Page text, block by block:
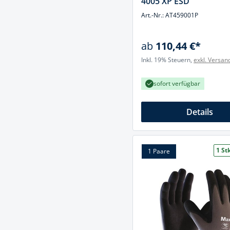
Spanntechnik
Art.-Nr.: AT459001P
ab 110,44 €*
Inkl. 19% Steuern, exkl.
sofort verfügbar
Details
1 Paare 1